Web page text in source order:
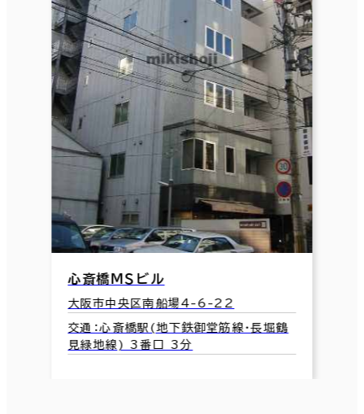
心斎橋ＭＳビル
大阪市中央区南船場4-6-22
交通：心斎橋駅(地下鉄御堂筋線･長堀鶴
見緑地線) 3番口 3分